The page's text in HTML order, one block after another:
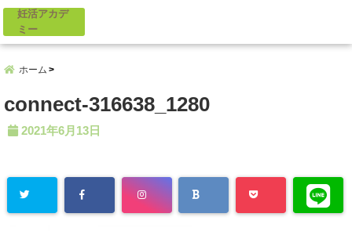
妊活アカデ
ミー
ホーム
connect-316638_1280
2021年6月13日